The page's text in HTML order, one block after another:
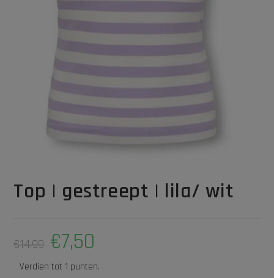
Top | gestreept | lila/ wit
€14,99 €7,50
Verdien tot 1 punten.